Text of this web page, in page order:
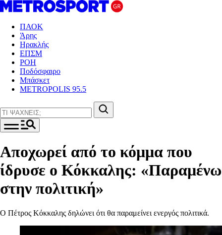
ΠΑΟΚ
Άρης
Ηρακλής
ΕΠΣΜ
ΡΟΗ
Ποδόσφαιρο
Μπάσκετ
METROPOLIS 95.5
Αποχωρεί από το κόμμα που
ίδρυσε ο Κόκκαλης: «Παραμένω
στην πολιτική»
Ο Πέτρος Κόκκαλης δηλώνει ότι θα παραμείνει ενεργός πολιτικά.